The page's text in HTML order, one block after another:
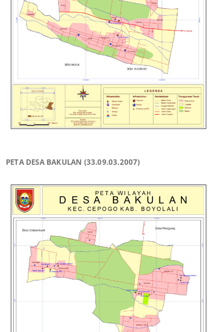
PETA DESA BAKULAN (33.09.03.2007)